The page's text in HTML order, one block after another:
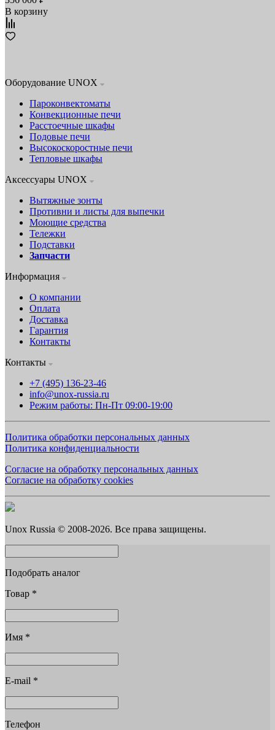
В корзину
Оборудование UNOX
Пароконвектоматы
Конвекционные печи
Расстоечные шкафы
Подовые печи
Высокоскоростные печи
Тепловые шкафы
Аксессуары UNOX
Вытяжные зонты
Противни и листы для выпечки
Моющие средства
Тележки
Подставки
Запчасти
Информация
О компании
Оплата
Доставка
Гарантия
Контакты
Контакты
+7 (495) 136-23-46
info@unox-russia.ru
Режим работы: Пн-Пт 09:00-19:00
Политика обработки персональных данных
Политика конфиденциальности
Согласие на обработку персональных данных
Согласие на обработку cookies
Unox Russia © 2008-2026. Все права защищены.
Подобрать аналог
Товар *
Имя *
E-mail *
Телефон